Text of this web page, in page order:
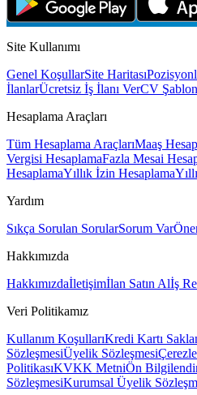
Site Kullanımı
Genel KoşullarSite Haritası
İlanlarÜcretsiz İş İlanı VerCV
Hesaplama Araçları
Tüm Hesaplama AraçlarıMaaş
Vergisi HesaplamaFazla Mesai
HesaplamaYıllık İzin Hesaplama
Yardım
Sıkça Sorulan SorularSorum Var
Hakkımızda
Hakkımızdaİletişimİlan Satın Alİş
Veri Politikamız
Kullanım KoşullarıKredi Kartı
SözleşmesiÜyelik Sözleşmesi
PolitikasıKVKK MetniÖn
SözleşmesiKurumsal Üyelik